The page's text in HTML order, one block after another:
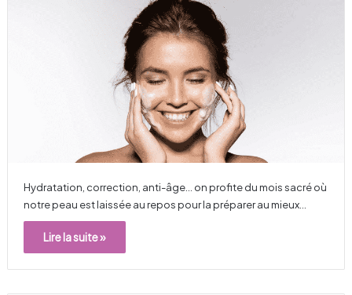
Hydratation, correction, anti-âge… on profite du mois sacré où
notre peau est laissée au repos pour la préparer au mieux…
Lire la suite »